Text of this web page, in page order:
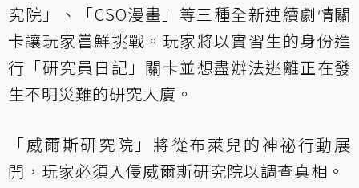
究院」、「CSO漫畫」等三種全新連續劇情關
卡讓玩家嘗鮮挑戰。玩家將以實習生的身份進
行「研究員日記」關卡並想盡辦法逃離正在發
生不明災難的研究大廈。
「威爾斯研究院」將從布萊兒的神祕行動展
開，玩家必須入侵威爾斯研究院以調查真相。